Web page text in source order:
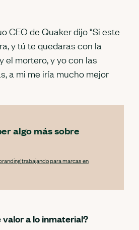
CEO de Quaker dijo “Si este
y tú te quedaras con la
el mortero, y yo con las
a mi me iría mucho mejor
algo más sobre
trabajando para marcas en
valor a lo inmaterial?